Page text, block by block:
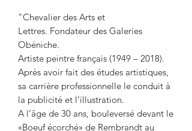
"Chevalier des Arts et
Lettres. Fondateur des Galeries
Obéniche.
Artiste peintre français (1949 – 2018).
Après avoir fait des études artistiques,
sa carrière professionnelle le conduit à
la publicité et l’illustration.
A l’âge de 30 ans, bouleversé devant le
«Boeuf écorché» de Rembrandt au